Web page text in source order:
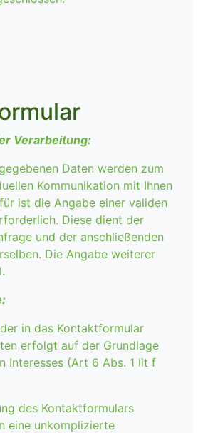
Verarbeitung:
Daten werden zum
Kommunikation mit Ihnen
ist die Angabe einer validen
Diese dient der
und der anschließenden
Die Angabe weiterer
in das Kontaktformular
erfolgt auf der Grundlage
Interesses (Art 6 Abs. 1 lit f
des Kontaktformulars
eine unkomplizierte